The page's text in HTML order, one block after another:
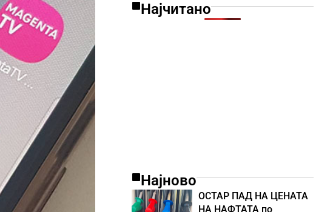
Најчитано
Најново
ОСТАР ПАД НА ЦЕНАТА
НА НАФТАТА по